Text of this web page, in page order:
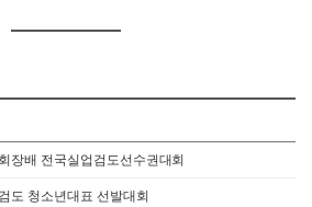
장배 전국실업검도선수권대회
도 청소년대표 선발대회